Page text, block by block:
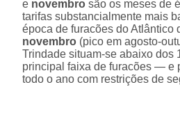
e novembro são os meses de
tarifas substancialmente mais
época de furacões do Atlântico
novembro (pico em agosto-
Trindade situam-se abaixo dos
principal faixa de furacões — e
todo o ano com restrições de